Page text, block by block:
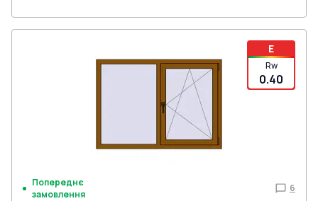
E
Rw
0.40
Попереднє
замовлення
6